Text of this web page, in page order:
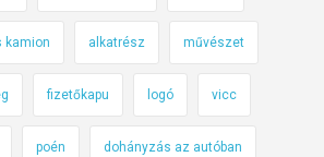
kamion alkatrész művészet
fizetőkapu logó vicc
poén dohányzás az autóban